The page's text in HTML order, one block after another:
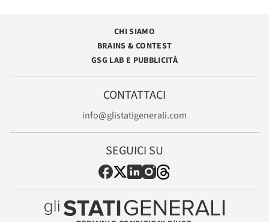
CHI SIAMO
BRAINS & CONTEST
GSG LAB E PUBBLICITÀ
CONTATTACI
info@glistatigenerali.com
SEGUICI SU